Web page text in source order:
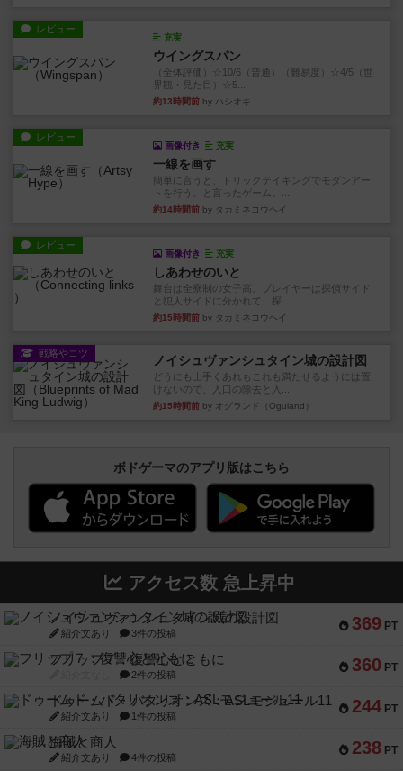
レビュー
充実
ウイングスパン
（全体評価）☆10/6（普通）（難易度）☆4/5（世
界観・見た目）☆5...
約13時間前 by ハシオキ
レビュー
画像付き 充実
一線を画す
簡単に言うと、トリックテイキングでモダンアー
トを行う、と言ったゲーム。...
約14時間前 by タカミネコウヘイ
レビュー
画像付き 充実
しあわせのいと
舞台は全寮制の女子高。プレイヤーは探偵サイド
と犯人サイドに分かれて、探...
約15時間前 by タカミネコウヘイ
戦略やコツ ノイシュヴァンシュタイン城の設計図
どうにも上手くあれもこれも満たせるようには置
けないので、入口の除去と入...
約15時間前 by オグランド（Oguland）
ボドゲーマのアプリ版はこちら
アクセス数 急上昇中
369 PT
ノイシュヴァンシュタイン城の設計図
紹介文あり 3件の投稿
360 PT
フリップ７：復讐心とともに
2件の投稿
244 PT
ドゥームド・バタリオンズ：ASLモジュール11
紹介文あり 1件の投稿
238 PT
海賊と商人
紹介文あり 4件の投稿